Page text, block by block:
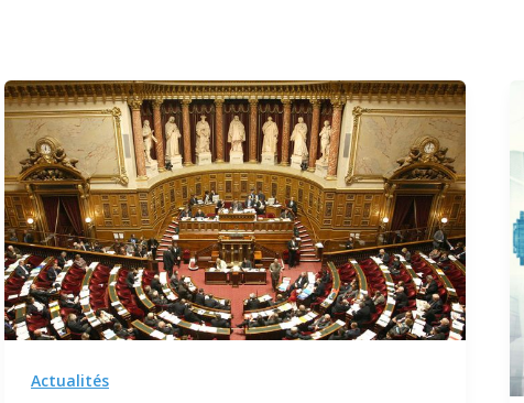
Actualités